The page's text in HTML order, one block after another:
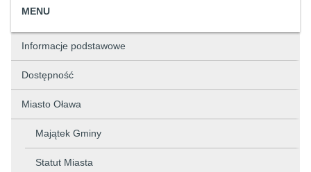
MENU
Informacje podstawowe
Dostępność
Miasto Oława
Majątek Gminy
Statut Miasta